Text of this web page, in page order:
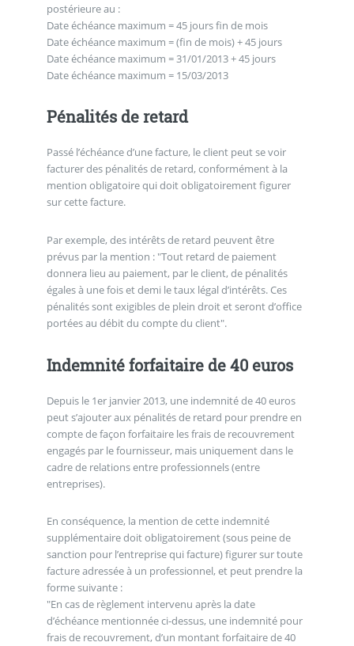
postérieure au :
Date échéance maximum = 45 jours fin de mois
Date échéance maximum = (fin de mois) + 45 jours
Date échéance maximum = 31/01/2013 + 45 jours
Date échéance maximum = 15/03/2013
Pénalités de retard
Passé l’échéance d’une facture, le client peut se voir
facturer des pénalités de retard, conformément à la
mention obligatoire qui doit obligatoirement figurer
sur cette facture.
Par exemple, des intérêts de retard peuvent être
prévus par la mention : "Tout retard de paiement
donnera lieu au paiement, par le client, de pénalités
égales à une fois et demi le taux légal d’intérêts. Ces
pénalités sont exigibles de plein droit et seront d’office
portées au débit du compte du client".
Indemnité forfaitaire de 40 euros
Depuis le 1er janvier 2013, une indemnité de 40 euros
peut s’ajouter aux pénalités de retard pour prendre en
compte de façon forfaitaire les frais de recouvrement
engagés par le fournisseur, mais uniquement dans le
cadre de relations entre professionnels (entre
entreprises).
En conséquence, la mention de cette indemnité
supplémentaire doit obligatoirement (sous peine de
sanction pour l’entreprise qui facture) figurer sur toute
facture adressée à un professionnel, et peut prendre la
forme suivante :
"En cas de règlement intervenu après la date
d’échéance mentionnée ci-dessus, une indemnité pour
frais de recouvrement, d’un montant forfaitaire de 40